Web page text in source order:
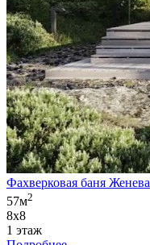
Фахверковая баня Женева
57м2
8х8
1 этаж